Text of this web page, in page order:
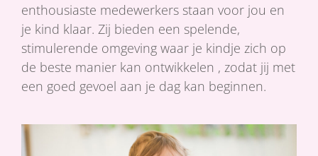
enthousiaste medewerkers staan voor jou en
je kind klaar. Zij bieden een spelende,
stimulerende omgeving waar je kindje zich op
de beste manier kan ontwikkelen , zodat jij met
een goed gevoel aan je dag kan beginnen.